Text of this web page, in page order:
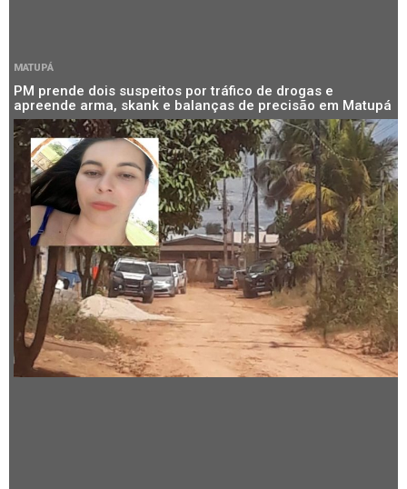
MATUPÁ
PM prende dois suspeitos por tráfico de drogas e
apreende arma, skank e balanças de precisão em Matupá